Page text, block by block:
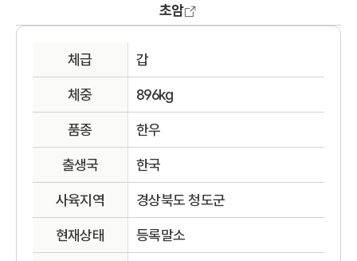
초암
체급 갑
체중 896kg
품종 한우
출생국 한국
사육지역 경상북도 청도군
현재상태 등록말소